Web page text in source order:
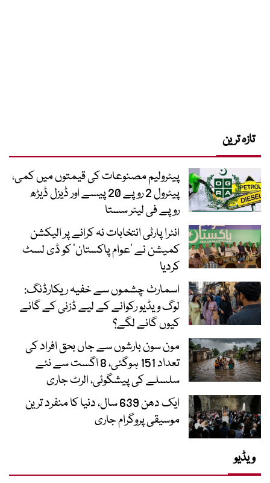
تازہ ترین
پیٹرولیم مصنوعات کی قیمتوں میں کمی،
پیٹرول 2 روپے 20 پیسے اور ڈیزل ڈیڑھ
روپے فی لیٹر سستا
انٹرا پارٹی انتخابات نہ کرانے پر الیکشن
کمیشن نے ’عوام پاکستان‘ کو ڈی لسٹ
کردیا
اسمارٹ چشموں سے خفیہ ریکارڈنگ:
لوگ ویڈیو رکوانے کے لیے ڈزنی کے گانے
کیوں گانے لگے؟
مون سون بارشوں سے جاں بحق افراد کی
تعداد 151 ہوگئی، 8 اگست سے نئے
سلسلے کی پیشگوئی، الرٹ جاری
ایک دھن 639 سال، دنیا کا منفرد ترین
موسیقی پروگرام جاری
ویڈیو